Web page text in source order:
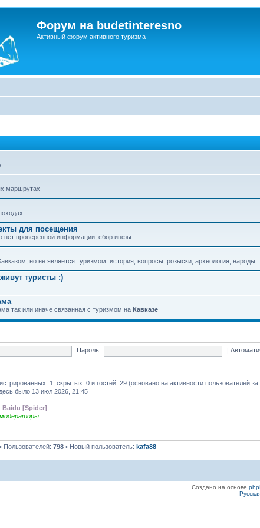
Форум на budetinteresno
Активный форум активного туризма
маршрутах
для посещения
нет проверенной информации, сбор инфы
но не является туризмом: история, вопросы, розыски, археология, народы
туристы :)
так или иначе связанная с туризмом на Кавказе
Пароль: |
1, скрытых: 0 и гостей: 29 (основано на активности пользователей
было 13 июл 2026, 21:45
Baidu [Spider]
• Пользователей: 798 • Новый пользователь: kafa88
Создано на основе